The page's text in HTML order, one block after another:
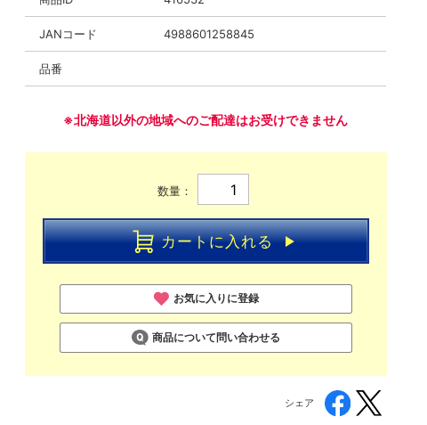
JANコード 4988601258845
品番
※北海道以外の地域へのご配達はお受けできません
数量：
カートに入れる
お気に入りに登録
商品について問い合わせる
シェア